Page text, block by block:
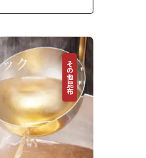
その他昆布